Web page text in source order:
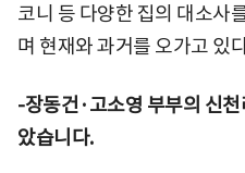
코니 등 다양한 집의 대소사
며 현재와 과거를 오가고 있
-장동건·고소영 부부의 신
았습니다.